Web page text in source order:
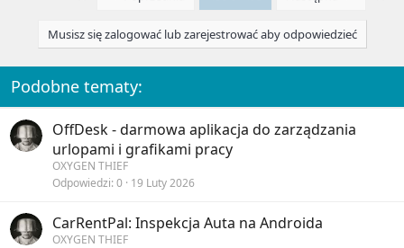
:
Musisz się zalogować lub zarejestrować aby odpowiedzieć
Podobne tematy:
OffDesk - darmowa aplikacja do zarządzania
urlopami i grafikami pracy
OXYGEN THIEF
Odpowiedzi 0 19 Luty 2026
CarRentPal: Inspekcja Auta na Androida
OXYGEN THIEF